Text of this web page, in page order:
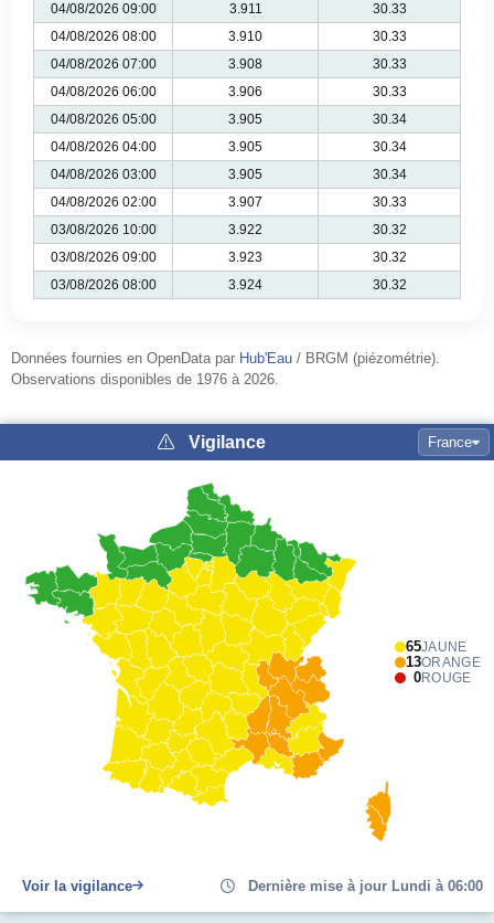
04/08/2026 09:00
3.911
30.33
04/08/2026 08:00
3.910
30.33
04/08/2026 07:00
3.908
30.33
04/08/2026 06:00
3.906
30.33
04/08/2026 05:00
3.905
30.34
04/08/2026 04:00
3.905
30.34
04/08/2026 03:00
3.905
30.34
04/08/2026 02:00
3.907
30.33
03/08/2026 10:00
3.922
30.32
03/08/2026 09:00
3.923
30.32
03/08/2026 08:00
3.924 30.32
Données fournies en OpenData par Hub'Eau / BRGM (piézométrie).
Observations disponibles de 1976 à 2026.
Vigilance France
65JAUNE
13ORANGE
0ROUGE
Voir la vigilance Dernière mise à jour Lundi à 06:00